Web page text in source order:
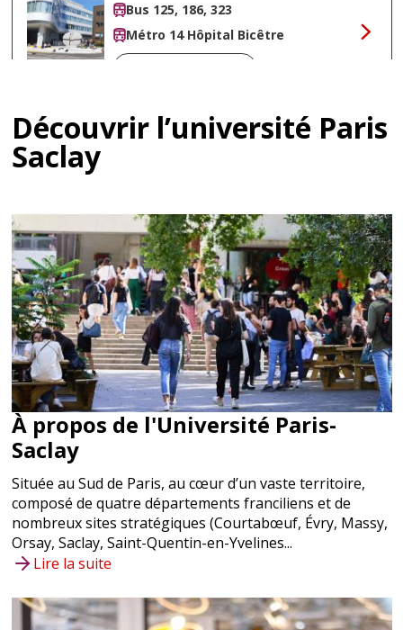
Bus 125, 186, 323
Métro 14 Hôpital Bicêtre
Voir
Sceaux Fontenay
Sceaux
Restaurant CROUS
Résidence étudiante
Bibliothèque
Evry
Evry
Bus 9105, 4504
RER D Evry Courcouronnes
Equipements sportifs
Bus 471, 5371, 6179, 6201, 6203,
6204, 6205, 6217
Découvrir l’université Paris
Saclay
À propos de l'Université Paris-
Saclay
Située au Sud de Paris, au cœur d’un vaste territoire,
composé de quatre départements franciliens et de
nombreux sites stratégiques (Courtabœuf, Évry, Massy,
Orsay, Saclay, Saint-Quentin-en-Yvelines...
Lire la suite